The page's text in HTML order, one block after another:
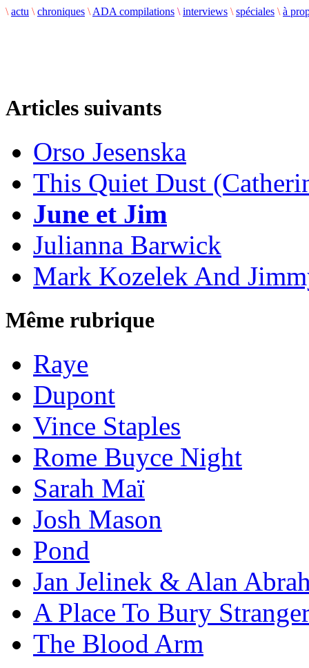
\ actu \ chroniques \ ADA compilations \ interviews \ spéciales \ à
Articles suivants
Orso Jesenska
This Quiet Dust
June et Jim
Julianna Barwick
Mark Kozelek And
Même rubrique
Raye
Dupont
Vince Staples
Rome Buyce Night
Sarah Maï
Josh Mason
Pond
Jan Jelinek & Alan
A Place To Bury
The Blood Arm